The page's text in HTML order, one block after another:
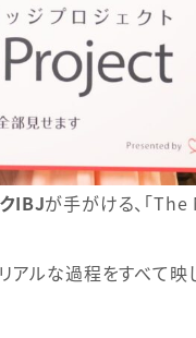
IBJが手がける、「
アルな過程をすべて映